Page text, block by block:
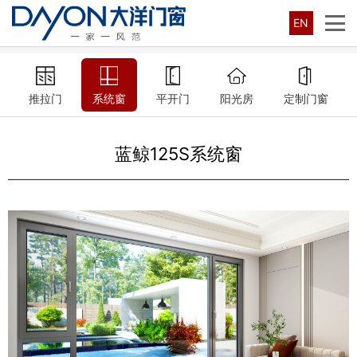
EN
推拉门 系统窗 平开门 阳光房 定制门窗
蓝鲸125S系统窗